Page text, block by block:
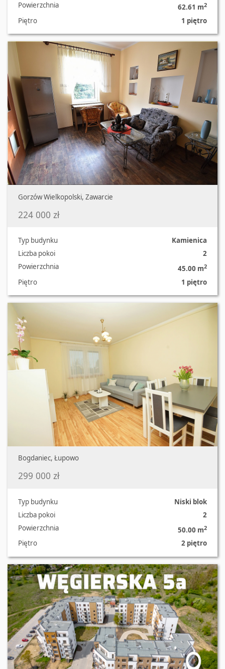
Powierzchnia
62.61 m2
Piętro
1 piętro
Gorzów Wielkopolski, Zawarcie
224 000 zł
Typ budynku
Kamienica
Liczba pokoi
2
Powierzchnia
45.00 m2
Piętro
1 piętro
Bogdaniec, Łupowo
299 000 zł
Typ budynku
Niski blok
Liczba pokoi
2
Powierzchnia
50.00 m2
Piętro
2 piętro